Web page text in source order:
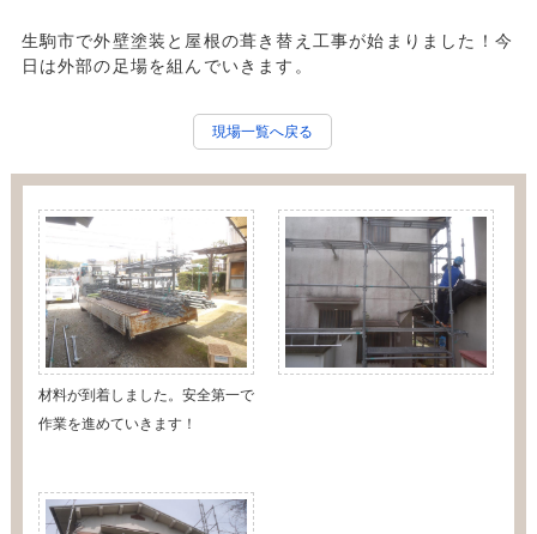
生駒市で外壁塗装と屋根の葺き替え工事が始まりました！今
日は外部の足場を組んでいきます。
現場一覧へ戻る
材料が到着しました。安全第一で
作業を進めていきます！